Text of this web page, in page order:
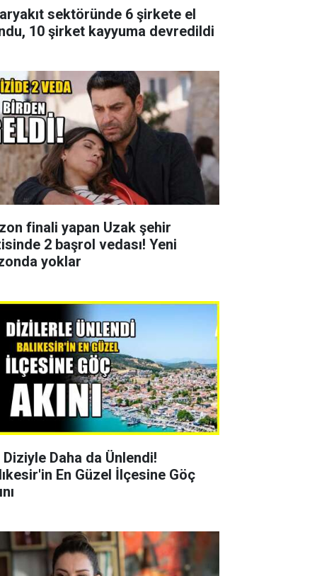
sektöründe 6 şirkete el
10 şirket kayyuma devredildi
finali yapan Uzak şehir
2 başrol vedası! Yeni
yoklar
Daha da Ünlendi!
En Güzel İlçesine Göç